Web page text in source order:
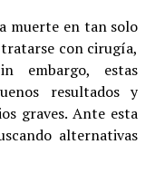
muerte en tan solo
tratarse con cirugía,
embargo, estas
resultados y
graves. Ante esta
alternativas